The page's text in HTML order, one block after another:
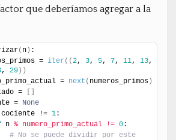
que deberíamos agregar a la
( n ) :
=
iter ( (2, 3, 5, 7, 11, 13
, 29 ) )
=
next ( numeros_primos )
=
=
None
cociente != 1:
n % numero_primo_actual != 0:
# No se puede dividir por este